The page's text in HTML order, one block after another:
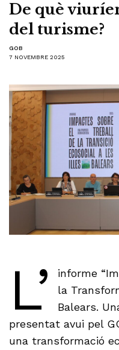
De què
del turisme?
GOB
7 NOVEMBRE 2025
L’
informe
la
Balears.
presentat avui pel
una transformació